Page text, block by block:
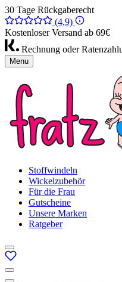
30 Tage Rückgaberecht
(4,9)
Kostenloser Versand ab 69€
Rechnung oder
Menu
Stoffwindeln
Wickelzubehör
Für die Frau
Gutscheine
Unsere Marken
Ratgeber